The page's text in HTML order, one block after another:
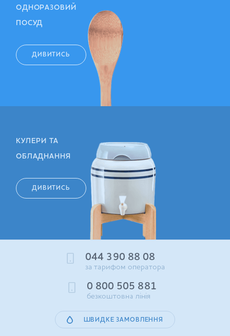
ОДНОРАЗОВИЙ
ПОСУД
ДИВИТИСЬ
КУЛЕРИ ТА
ОБЛАДНАННЯ
ДИВИТИСЬ
044 390 88 08
за тарифом оператора
0 800 505 881
безкоштовна лінія
ШВИДКЕ ЗАМОВЛЕННЯ